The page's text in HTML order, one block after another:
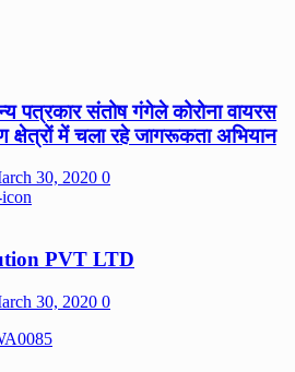
पत्रकार संतोष गंगेले कोरोना वायरस
क्षेत्रों में चला रहे जागरूकता अभियान
30, 2020 0
PVT LTD
30, 2020 0